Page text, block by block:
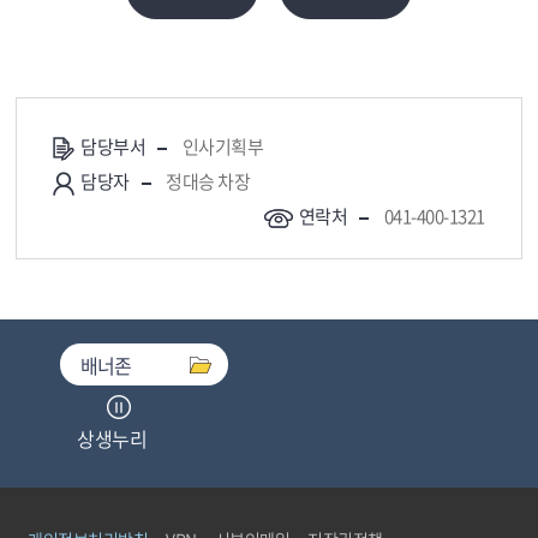
담당부서
인사기획부
담당자
정대승 차장
연락처
041-400-1321
배너존
상생누리